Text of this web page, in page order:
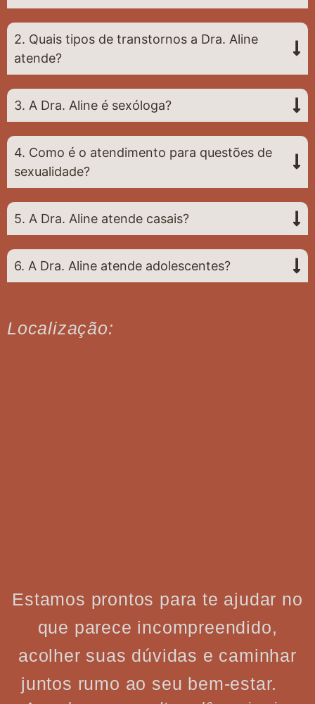
2. Quais tipos de transtornos a Dra. Aline
atende?
3. A Dra. Aline é sexóloga?
4. Como é o atendimento para questões de
sexualidade?
5. A Dra. Aline atende casais?
6. A Dra. Aline atende adolescentes?
Localização:
Estamos prontos para te ajudar no
que parece incompreendido,
acolher suas dúvidas e caminhar
juntos rumo ao seu bem-estar.